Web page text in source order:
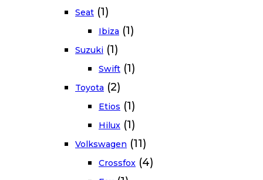
Seat (1)
Ibiza (1)
Suzuki (1)
Swift (1)
Toyota (2)
Etios (1)
Hilux (1)
Volkswagen (11)
Crossfox (4)